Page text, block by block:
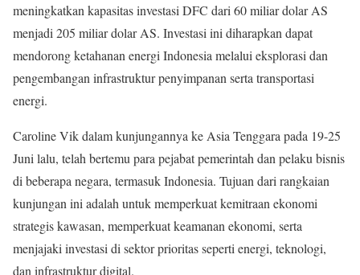
meningkatkan kapasitas investasi DFC dari 60 miliar dolar AS
menjadi 205 miliar dolar AS. Investasi ini diharapkan dapat
mendorong ketahanan energi Indonesia melalui eksplorasi dan
pengembangan infrastruktur penyimpanan serta transportasi
energi.
Caroline Vik dalam kunjungannya ke Asia Tenggara pada 19-25
Juni lalu, telah bertemu para pejabat pemerintah dan pelaku bisnis
di beberapa negara, termasuk Indonesia. Tujuan dari rangkaian
kunjungan ini adalah untuk memperkuat kemitraan ekonomi
strategis kawasan, memperkuat keamanan ekonomi, serta
menjajaki investasi di sektor prioritas seperti energi, teknologi,
dan infrastruktur digital.